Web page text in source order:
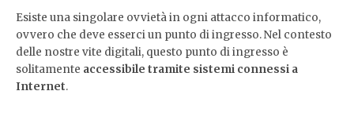
Esiste una singolare ovvietà in ogni attacco informatico,
ovvero che deve esserci un punto di ingresso. Nel contesto
delle nostre vite digitali, questo punto di ingresso è
solitamente accessibile tramite sistemi connessi a
Internet.